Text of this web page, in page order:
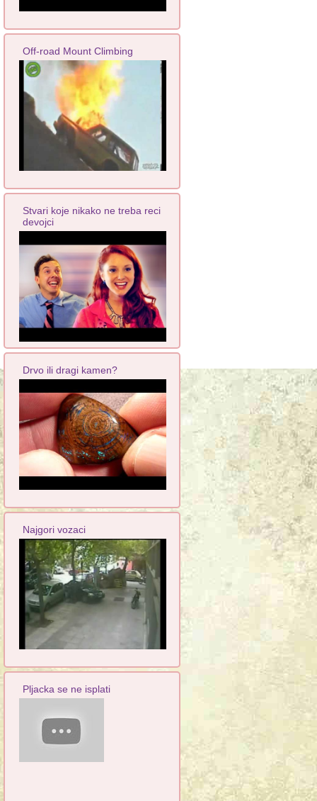
Off-road Mount Climbing
Stvari koje nikako ne treba reci
devojci
Drvo ili dragi kamen?
Najgori vozaci
Pljacka se ne isplati